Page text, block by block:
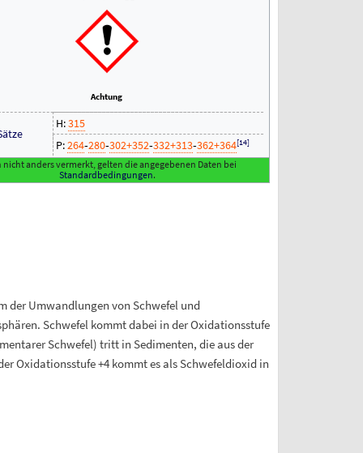
Achtung
H:315
P:264‐280‐302+352‐332+313‐362+364[14]
nicht anders vermerkt, gelten die angegebenen Daten bei
Standardbedingungen.
der Umwandlungen von Schwefel und
Schwefel kommt dabei in der Oxidationsstufe
Schwefel) tritt in Sedimenten, die aus der
Oxidationsstufe +4 kommt es als Schwefeldioxid in